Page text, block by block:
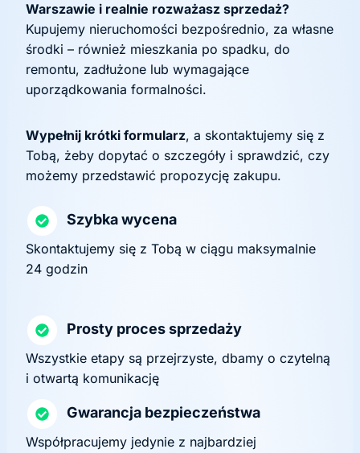
Warszawie i realnie rozważasz sprzedaż?
Kupujemy nieruchomości bezpośrednio, za własne
środki – również mieszkania po spadku, do
remontu, zadłużone lub wymagające
uporządkowania formalności.
Wypełnij krótki formularz, a skontaktujemy się z
Tobą, żeby dopytać o szczegóły i sprawdzić, czy
możemy przedstawić propozycję zakupu.
Szybka wycena
Skontaktujemy się z Tobą w ciągu maksymalnie
24 godzin
Prosty proces sprzedaży
Wszystkie etapy są przejrzyste, dbamy o czytelną
i otwartą komunikację
Gwarancja bezpieczeństwa
Współpracujemy jedynie z najbardziej